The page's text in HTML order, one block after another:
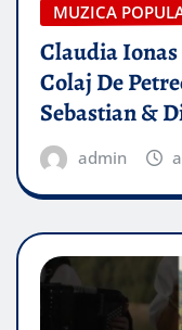
MUZICA
Claudia
Colaj De
Sebastian &
admin